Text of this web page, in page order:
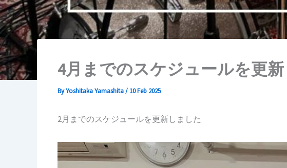
4月までのスケジュールを更
ByYoshitaka Yamashita/ 10 Feb 2025
2月までのスケジュールを更新しました